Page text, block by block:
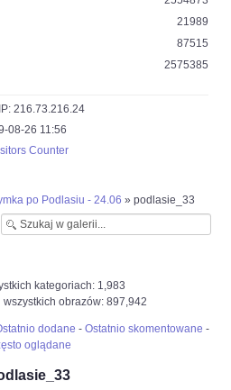
21989
87515
2575385
216.73.216.24
08-26 11:56
Counter
po Podlasiu - 24.06 » podlasie_33
kategoriach: 1,983
obrazów: 897,942
dodane - Ostatnio skomentowane -
oglądane